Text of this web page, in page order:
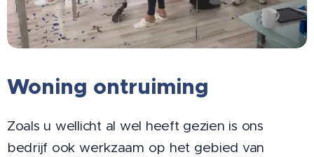
Woning ontruiming
Zoals u wellicht al wel heeft gezien is ons
bedrijf ook werkzaam op het gebied van